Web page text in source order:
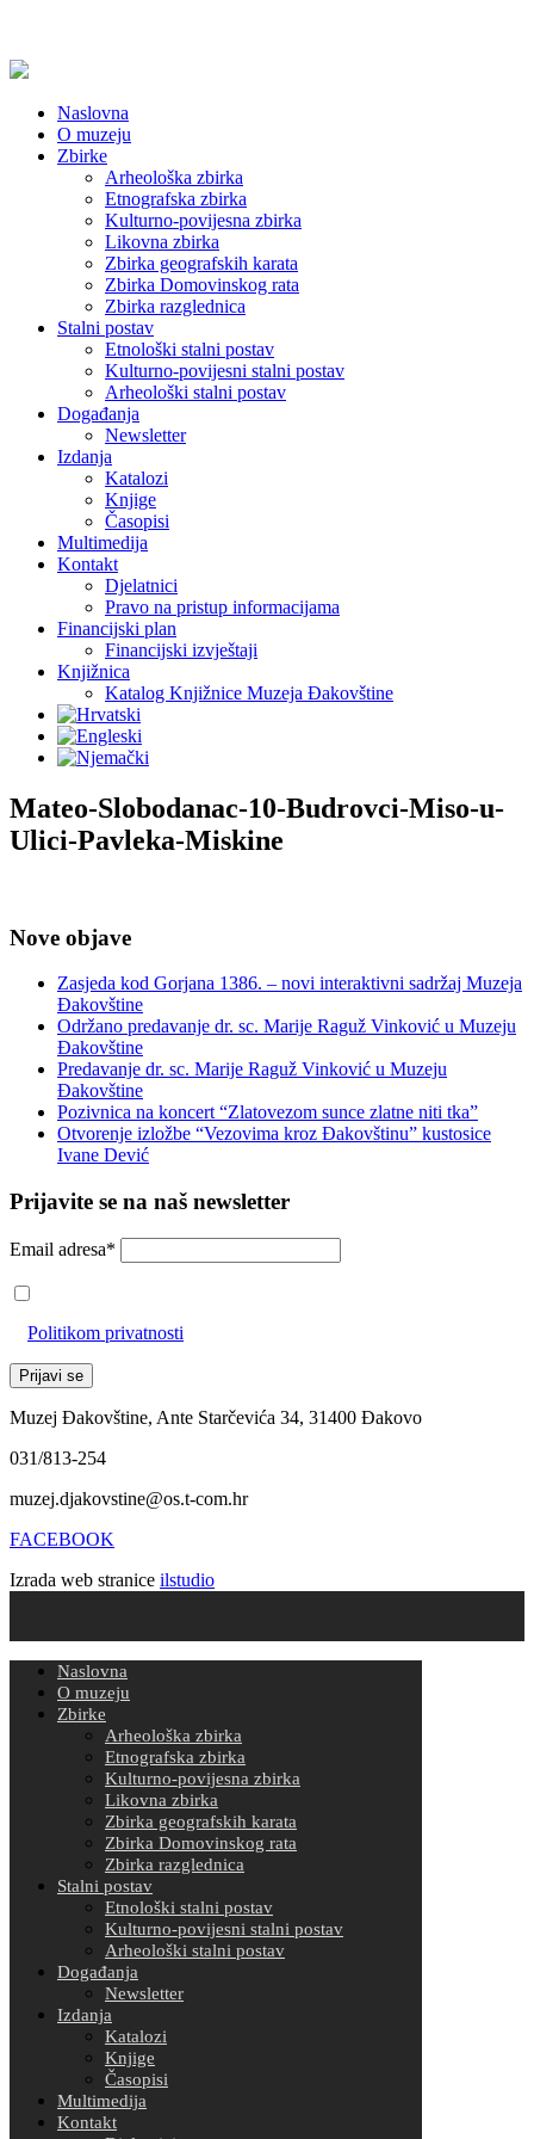
Naslovna
O muzeju
Zbirke
Arheološka zbirka
Etnografska zbirka
Kulturno-povijesna zbirka
Likovna zbirka
Zbirka geografskih karata
Zbirka Domovinskog rata
Zbirka razglednica
Stalni postav
Etnološki stalni postav
Kulturno-povijesni stalni postav
Arheološki stalni postav
Događanja
Newsletter
Izdanja
Katalozi
Knjige
Časopisi
Multimedija
Kontakt
Djelatnici
Pravo na pristup informacijama
Financijski plan
Financijski izvještaji
Knjižnica
Katalog Knjižnice Muzeja Đakovštine
Mateo-Slobodanac-10-Budrovci-Miso-u-
Ulici-Pavleka-Miskine
Nove objave
Zasjeda kod Gorjana 1386. – novi interaktivni sadržaj Muzeja
Đakovštine
Održano predavanje dr. sc. Marije Raguž Vinković u Muzeju
Đakovštine
Predavanje dr. sc. Marije Raguž Vinković u Muzeju
Đakovštine
Pozivnica na koncert “Zlatovezom sunce zlatne niti tka”
Otvorenje izložbe “Vezovima kroz Đakovštinu” kustosice
Ivane Dević
Prijavite se na naš newsletter
Email adresa*
Politikom privatnosti
Muzej Đakovštine, Ante Starčevića 34, 31400 Đakovo
031/813-254
muzej.djakovstine@os.t-com.hr
FACEBOOK
Izrada web stranice ilstudio
Naslovna
O muzeju
Zbirke
Arheološka zbirka
Etnografska zbirka
Kulturno-povijesna zbirka
Likovna zbirka
Zbirka geografskih karata
Zbirka Domovinskog rata
Zbirka razglednica
Stalni postav
Etnološki stalni postav
Kulturno-povijesni stalni postav
Arheološki stalni postav
Događanja
Newsletter
Izdanja
Katalozi
Knjige
Časopisi
Multimedija
Kontakt